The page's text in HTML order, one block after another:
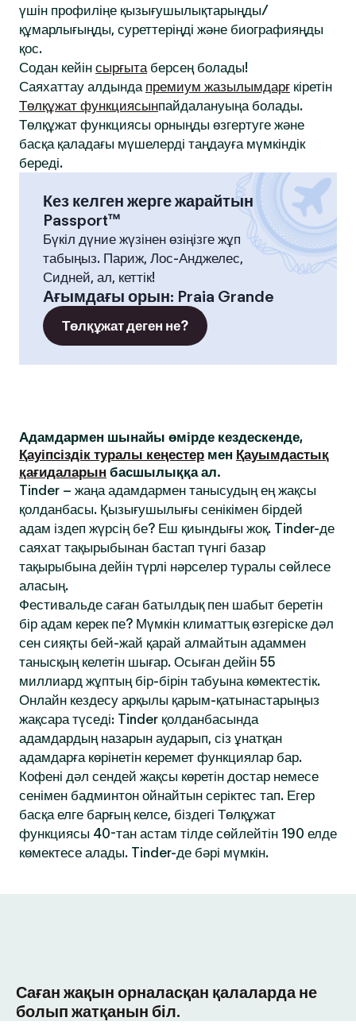
үшін профиліңе қызығушылықтарыңды/
құмарлығыңды, суреттеріңді және биографияңды
қос.
Содан кейін сырғытаберсең болады!
Саяхаттау алдында премиум жазылымдарғ кіретін
Төлқұжат функциясынпайдалануыңа болады.
Төлқұжат функциясы орныңды өзгертуге және
басқа қаладағы мүшелерді таңдауға мүмкіндік
береді.
Кез келген жерге жарайтын
Passport™
Бүкіл дүние жүзінен өзіңізге жұп
табыңыз. Париж, Лос-Анджелес,
Сидней, ал, кеттік!
Ағымдағы орын: Praia Grande
Төлқұжат деген не?
Адамдармен шынайы өмірде кездескенде,
Қауіпсіздік туралы кеңестер мен Қауымдастық
қағидаларын басшылыққа ал.
Tinder – жаңа адамдармен танысудың ең жақсы
қолданбасы. Қызығушылығы сенікімен бірдей
адам іздеп жүрсің бе? Еш қиындығы жоқ. Tinder-де
саяхат тақырыбынан бастап түнгі базар
тақырыбына дейін түрлі нәрселер туралы сөйлесе
аласың.
Фестивальде саған батылдық пен шабыт беретін
бір адам керек пе? Мүмкін климаттық өзгеріске дәл
сен сияқты бей-жай қарай алмайтын адаммен
танысқың келетін шығар. Осыған дейін 55
миллиард жұптың бір-бірін табуына көмектестік.
Онлайн кездесу арқылы қарым-қатынастарыңыз
жақсара түседі: Tinder қолданбасында
адамдардың назарын аударып, сіз ұнатқан
адамдарға көрінетін керемет функциялар бар.
Кофені дәл сендей жақсы көретін достар немесе
сенімен бадминтон ойнайтын серіктес тап. Егер
басқа елге барғың келсе, біздегі Төлқұжат
функциясы 40-тан астам тілде сөйлейтін 190 елде
көмектесе алады. Tinder-де бәрі мүмкін.
Саған жақын орналасқан қалаларда не
болып жатқанын біл.